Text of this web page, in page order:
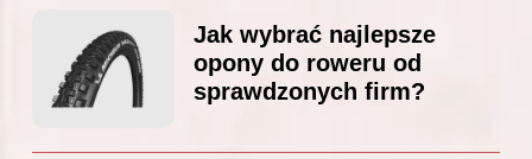
Jak wybrać najlepsze
opony do roweru od
sprawdzonych firm?